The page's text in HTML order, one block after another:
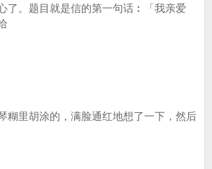
了。题目就是信的第一句话︰「我亲爱
糊里胡涂的，满脸通红地想了一下，然后